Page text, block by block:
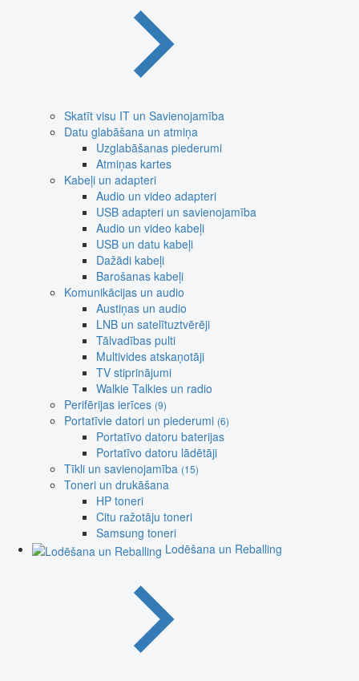
Skatīt visu IT un Savienojamība
Datu glabāšana un atmiņa
Uzglabāšanas piederumi
Atmiņas kartes
Kabeļi un adapteri
Audio un video adapteri
USB adapteri un savienojamība
Audio un video kabeļi
USB un datu kabeļi
Dažādi kabeļi
Barošanas kabeļi
Komunikācijas un audio
Austiņas un audio
LNB un satelītuztvērēji
Tālvadības pulti
Multivides atskaņotāji
TV stiprinājumi
Walkie Talkies un radio
Perifērijas ierīces (9)
Portatīvie datori un piederumi (6)
Portatīvo datoru baterijas
Portatīvo datoru lādētāji
Tīkli un savienojamība (15)
Toneri un drukāšana
HP toneri
Citu ražotāju toneri
Samsung toneri
Lodēšana un Reballing